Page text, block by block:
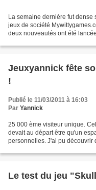
La semaine dernière fut dense
jeux de société
deux nouveautés ont été
Jeuxyannick fête
!
Publié le 11/03/2011 à 16:03
Par Yannick
25 000 ème visiteur unique.
devait au départ être qu'un
personnelles. J'ai pu découvrir
Le test du jeu